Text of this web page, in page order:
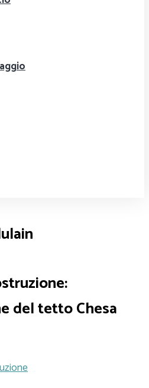
del tetto Chesa